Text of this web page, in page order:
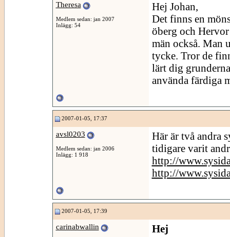
Theresa
Medlem sedan: jan 2007
Inlägg: 54
Hej Johan,
Det finns en
öberg och
män också. Man
tycke. Tror de
lärt dig
använda färdiga
2007-01-05, 17:37
avsl0203
Medlem sedan: jan 2006
Inlägg: 1 918
Här är två andra
tidigare varit
http://
http://
2007-01-05, 17:39
carinabwallin
Hej